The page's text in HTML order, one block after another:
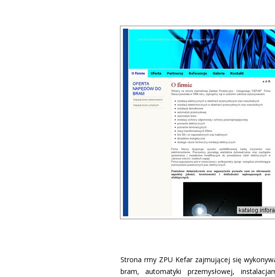
Strona firmy ZPU Kefar zajmującej się
bram, automatyki przemysłowej,